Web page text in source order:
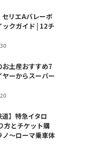
セリエAバレーボ
ックガイド | 12チ
お土産おすすめ7
ーからスーパー
道】特急イタロ
とチケット購
ノ〜ローマ乗車体